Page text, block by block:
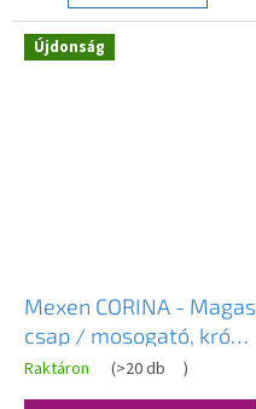
Újdonság
Mexen CORINA - Magas
csap / mosogató, króm,
670601-00
Raktáron (>20 db )